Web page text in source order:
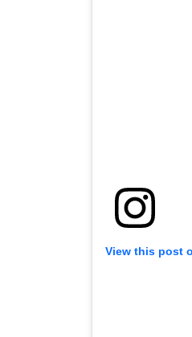
View this post